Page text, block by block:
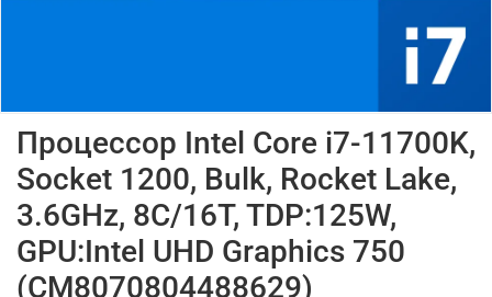
Процессор Intel Core i7-11700K,
Socket 1200, Bulk, Rocket Lake,
3.6GHz, 8C/16T, TDP:125W,
GPU:Intel UHD Graphics 750
(CM8070804488629)